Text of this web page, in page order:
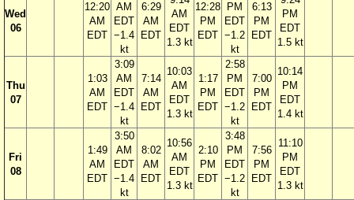
Wed
06
12:20
AM
EDT
AM
EDT
−1.4
kt
6:29
AM
EDT
AM
EDT
1.3 kt
12:28
PM
EDT
PM
EDT
−1.2
kt
6:13
PM
EDT
PM
EDT
1.5 kt
Thu
07
1:03
AM
EDT
3:09
AM
EDT
−1.4
kt
7:14
AM
EDT
10:03
AM
EDT
1.3 kt
1:17
PM
EDT
2:58
PM
EDT
−1.2
kt
7:00
PM
EDT
10:14
PM
EDT
1.4 kt
Fri
08
1:49
AM
EDT
3:50
AM
EDT
−1.4
kt
8:02
AM
EDT
10:56
AM
EDT
1.3 kt
2:10
PM
EDT
3:48
PM
EDT
−1.2
kt
7:56
PM
EDT
11:10
PM
EDT
1.3 kt